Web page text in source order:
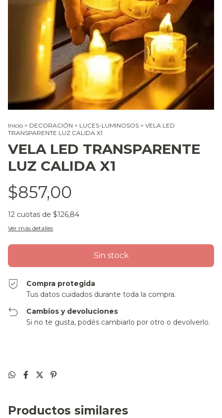
Inicio > DECORACIÓN > LUCES-LUMINOSOS > VELA LED
TRANSPARENTE LUZ CALIDA X1
VELA LED TRANSPARENTE
LUZ CALIDA X1
$857,00
12 cuotas de $126,84
Ver más detalles
Compra protegida
Tus datos cuidados durante toda la compra.
Cambios y devoluciones
Si no te gusta, podés cambiarlo por otro o devolverlo.
Productos similares